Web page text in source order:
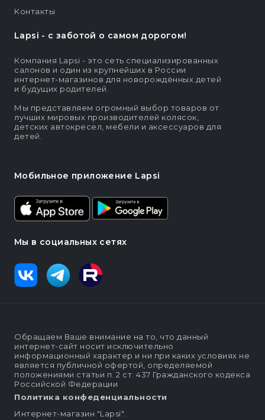
Lapsi - c заботой о самом дорогом!
Компания Lapsi - это сеть специализированных
салонов и один из крупнейших в России
интернет-магазинов для новорождённых детей
и будущих родителей.
Мы представляем огромный выбор товаров от
лучших мировых производителей колясок,
детских автокресел, мебели и аксессуаров для
детей.
Мобильное приложение Lapsi
Мы в социальных сетях
Контакты
Обращаем Ваше внимание на то, что данный
интернет-сайт носит исключительно
информационный характер и ни при каких условиях не
является публичной офертой, определяемой
положениями статьи п. 2 ст. 437 Гражданского кодекса
Российской Федерации
Политика конфеденциальности
Интернет-магазин "Lapsi".